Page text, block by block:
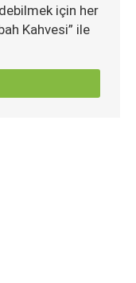
için her
Kahvesi” ile